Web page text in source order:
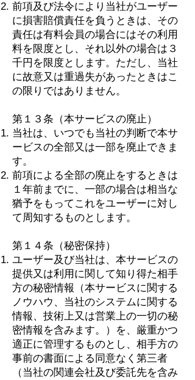
前項及び法令により当社がユーザー
に損害賠償責任を負うときは、その
責任は有料会員の場合にはその利用
料を限度とし、それ以外の場合は３
千円を限度とします。ただし、当社
に故意又は重過失があったときはこ
の限りではありません。
第１３条（本サービスの廃止）
当社は、いつでも当社の判断で本サ
ービスの全部又は一部を廃止できま
す。
前項による全部の廃止をするときは
１年前までに、一部の場合は相当な
猶予をもってこれをユーザーに対し
て周知するものとします。
第１４条（秘密保持）
ユーザー及び当社は、本サービスの
提供又は利用に関して知り得た相手
方の秘密情報（本サービスに関する
ノウハウ、当社のシステムに関する
情報、技術上又は営業上の一切の秘
密情報を含みます。）を、厳重かつ
適正に管理するものとし、相手方の
事前の書面による同意なく第三者
（当社の関連会社及び委託先を含み